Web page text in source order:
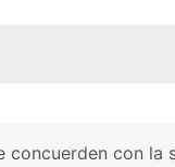
con la